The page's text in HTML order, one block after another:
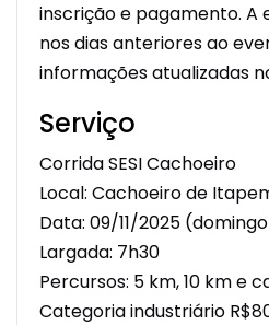
inscrição e pagamento.
nos dias anteriores ao
informações atualizadas
Serviço
Corrida SESI Cachoeiro
Local: Cachoeiro de
Data: 09/11/2025
Largada: 7h30
Percursos: 5 km, 10 km e
Categoria industriário